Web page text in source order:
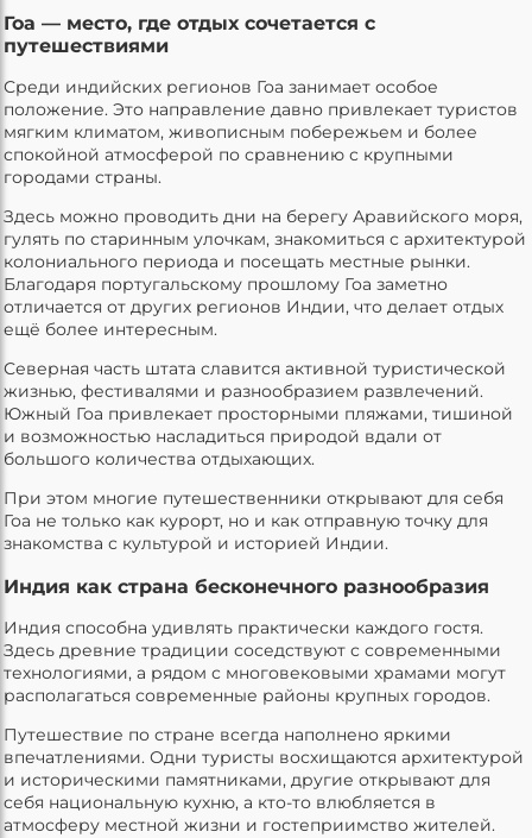
Гоа — место, где отдых сочетается с
путешествиями
Среди индийских регионов Гоа занимает особое
положение. Это направление давно привлекает туристов
мягким климатом, живописным побережьем и более
спокойной атмосферой по сравнению с крупными
городами страны.
Здесь можно проводить дни на берегу Аравийского моря,
гулять по старинным улочкам, знакомиться с архитектурой
колониального периода и посещать местные рынки.
Благодаря португальскому прошлому Гоа заметно
отличается от других регионов Индии, что делает отдых
ещё более интересным.
Северная часть штата славится активной туристической
жизнью, фестивалями и разнообразием развлечений.
Южный Гоа привлекает просторными пляжами, тишиной
и возможностью насладиться природой вдали от
большого количества отдыхающих.
При этом многие путешественники открывают для себя
Гоа не только как курорт, но и как отправную точку для
знакомства с культурой и историей Индии.
Индия как страна бесконечного разнообразия
Индия способна удивлять практически каждого гостя.
Здесь древние традиции соседствуют с современными
технологиями, а рядом с многовековыми храмами могут
располагаться современные районы крупных городов.
Путешествие по стране всегда наполнено яркими
впечатлениями. Одни туристы восхищаются архитектурой
и историческими памятниками, другие открывают для
себя национальную кухню, а кто-то влюбляется в
атмосферу местной жизни и гостеприимство жителей.